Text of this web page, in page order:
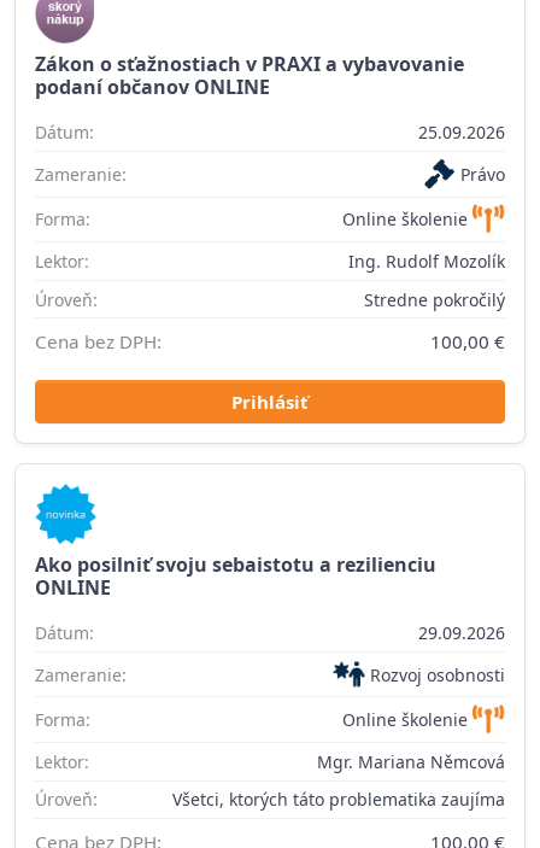
Zákon o sťažnostiach v PRAXI a vybavovanie
podaní občanov ONLINE
Dátum:
25.09.2026
Zameranie:
Právo
Forma:
Online školenie
Lektor:
Ing. Rudolf Mozolík
Úroveň:
Stredne pokročilý
Cena bez DPH: 100,00 €
Prihlásiť
Ako posilniť svoju sebaistotu a rezilienciu
ONLINE
Dátum:
29.09.2026
Zameranie:
Rozvoj osobnosti
Forma:
Online školenie
Lektor:
Mgr. Mariana Němcová
Úroveň:
Všetci, ktorých táto problematika zaujíma
Cena bez DPH: 100,00 €